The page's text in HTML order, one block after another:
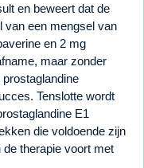
en beweert dat de
van een mengsel van
en 2 mg
maar zonder
Tenslotte wordt
E1
die voldoende zijn
therapie voort met